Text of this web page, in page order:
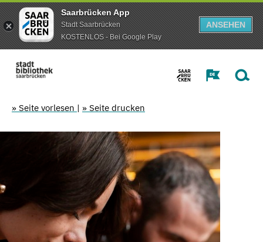
Saarbrücken App
Stadt Saarbrücken
KOSTENLOS - Bei Google Play
ANSEHEN
» Seite vorlesen | » Seite drucken